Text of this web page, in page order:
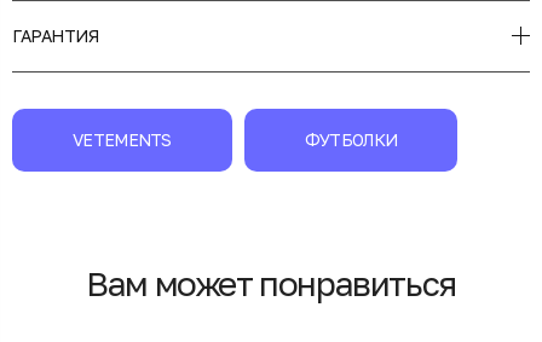
ГАРАНТИЯ
VETEMENTS ФУТБОЛКИ
Вам может понравиться